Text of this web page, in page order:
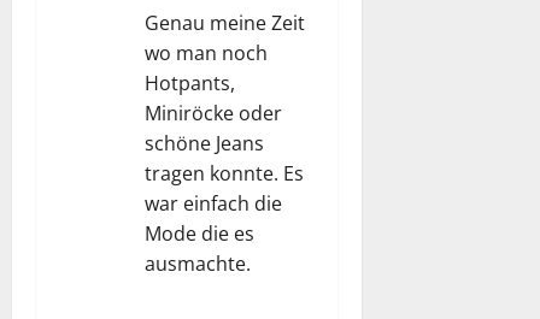
Genau meine Zeit
wo man noch
Hotpants,
Miniröcke oder
schöne Jeans
tragen konnte. Es
war einfach die
Mode die es
ausmachte.